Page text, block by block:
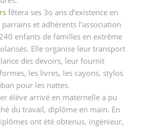
fêtera ses 3o ans d’existence en
et adhérents l’association
enfants de familles en extrême
Elle organise leur transport
des devoirs, leur fournit
les livres, les cayons, stylos
pour les nattes.
élève arrivé en maternelle a pu
du travail, diplôme en main. En
ont été obtenus, ingénieur,